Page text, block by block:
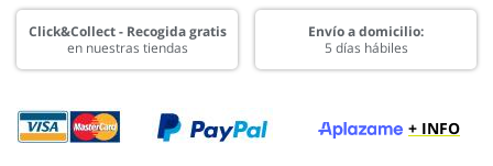
Click&Collect - Recogida gratis
en nuestras tiendas
Envío a domicilio:
5 días hábiles
+ INFO